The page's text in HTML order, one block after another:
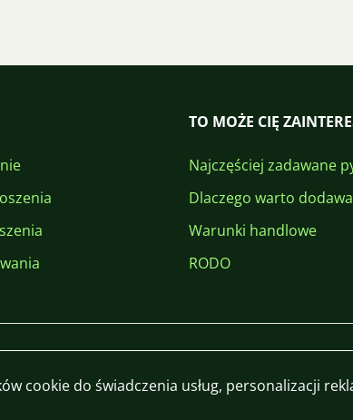
TO MOŻE CIĘ
Najczęściej zadawane
Dlaczego warto
Warunki handlowe
RODO
cookie do świadczenia usług, personalizacji